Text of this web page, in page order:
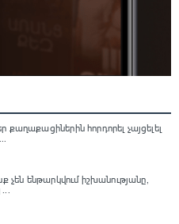
քաղաքացիներին հորդորել չայցելել
չեն ենթարկվում իշխանությանը,